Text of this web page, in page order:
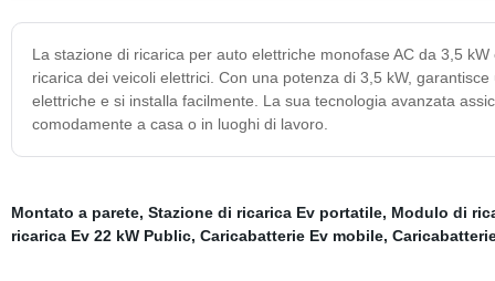
La stazione di ricarica per auto elettriche monofase AC da 3,5
ricarica dei veicoli elettrici. Con una potenza di 3,5 kW,
elettriche e si installa facilmente. La sua tecnologia avanzata
comodamente a casa o in luoghi di lavoro.
Montato a parete, Stazione di ricarica Ev portatile, Modulo di
ricarica Ev 22 kW Public, Caricabatterie Ev mobile,